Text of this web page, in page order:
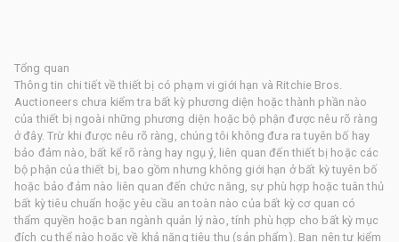
Tổng quan
Thông tin chi tiết về thiết bị có phạm vi giới hạn và Ritchie Bros.
Auctioneers chưa kiểm tra bất kỳ phương diện hoặc thành phần nào
của thiết bị ngoài những phương diện hoặc bộ phận được nêu rõ ràng
ở đây. Trừ khi được nêu rõ ràng, chúng tôi không đưa ra tuyên bố hay
bảo đảm nào, bất kể rõ ràng hay ngụ ý, liên quan đến thiết bị hoặc các
bộ phận của thiết bị, bao gồm nhưng không giới hạn ở bất kỳ tuyên bố
hoặc bảo đảm nào liên quan đến chức năng, sự phù hợp hoặc tuân thủ
bất kỳ tiêu chuẩn hoặc yêu cầu an toàn nào của bất kỳ cơ quan có
thẩm quyền hoặc ban ngành quản lý nào, tính phù hợp cho bất kỳ mục
đích cụ thể nào hoặc về khả năng tiêu thụ (sản phẩm). Bạn nên tự kiểm